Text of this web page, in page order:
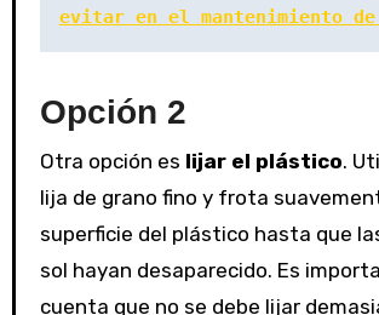
evitar en el mantenimiento de
Opción 2
Otra opción es lijar el plástico.
lija de grano fino y frota
superficie del plástico hasta que
sol hayan desaparecido. Es
cuenta que no se debe lijar